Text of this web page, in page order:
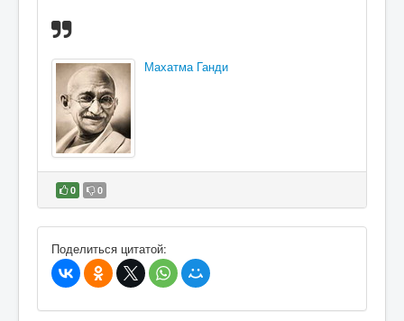
Махатма Ганди
0 0
В избранное
Поделиться цитатой: